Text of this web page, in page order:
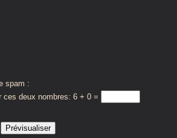
spam :
ces deux nombres: 6 + 0 =